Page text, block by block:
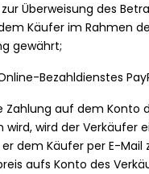
Überweisung des
Käufer im Rahmen
gewährt;
Bezahldienstes
Zahlung auf dem Konto
wird der Verkäufer
dem Käufer per E-Mail
aufs Konto des